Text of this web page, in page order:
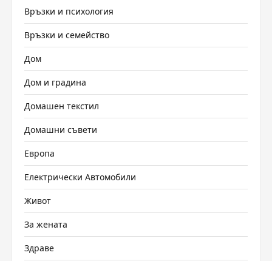
Връзки и психология
Връзки и семейство
Дом
Дом и градина
Домашен текстил
Домашни съвети
Европа
Електрически Автомобили
Живот
За жената
Здраве